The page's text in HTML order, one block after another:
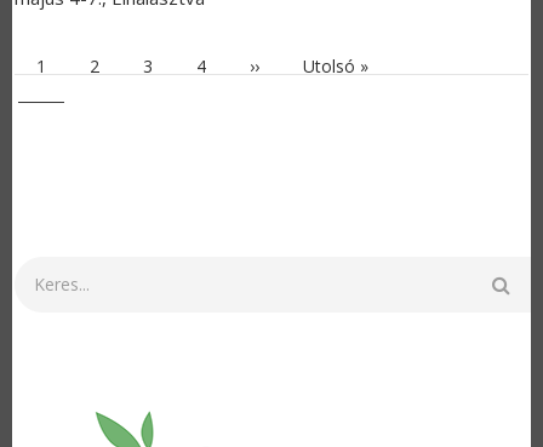
OLDALSZÁMOZÁS
Jelenlegi oldal
1 Oldal
2 Oldal
3 Oldal
4 Következő oldal
›› Utolsó oldal
Utolsó »